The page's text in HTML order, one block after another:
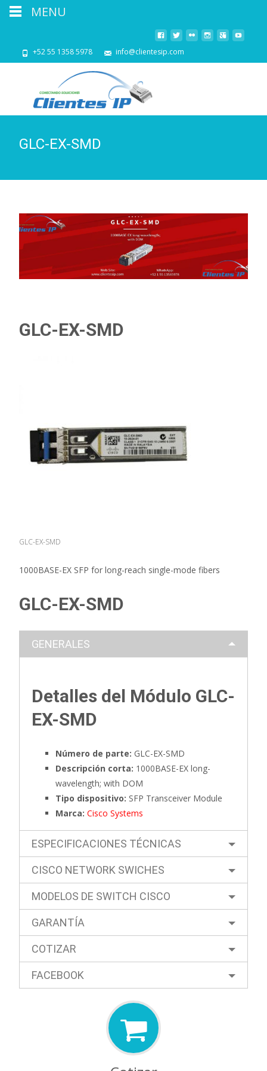
+52 55 1358 5978 info@clientesip.com
GLC-EX-SMD
GLC-EX-SMD
GLC-EX-SMD
1000BASE-EX SFP for long-reach single-mode fibers
GLC-EX-SMD
GENERALES
Detalles del Módulo GLC-
EX-SMD
Número de parte: GLC-EX-SMD
Descripción corta: 1000BASE-EX long-
wavelength; with DOM
Tipo dispositivo: SFP Transceiver Module
Marca: Cisco Systems
ESPECIFICACIONES TÉCNICAS
CISCO NETWORK SWICHES
MODELOS DE SWITCH CISCO
GARANTÍA
COTIZAR
FACEBOOK
MENU